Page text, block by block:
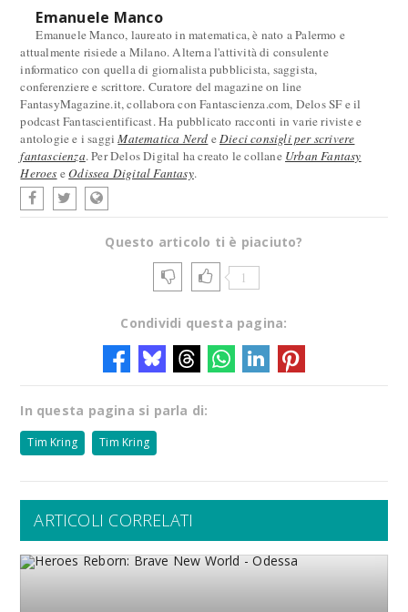
Emanuele Manco
Emanuele Manco, laureato in matematica, è nato a Palermo e
attualmente risiede a Milano. Alterna l'attività di consulente
informatico con quella di giornalista pubblicista, saggista,
conferenziere e scrittore. Curatore del magazine on line
FantasyMagazine.it, collabora con Fantascienza.com, Delos SF e il
podcast Fantascientificast. Ha pubblicato racconti in varie riviste e
antologie e i saggi Matematica Nerd e Dieci consigli per scrivere
fantascienza. Per Delos Digital ha creato le collane Urban Fantasy
Heroes eOdissea Digital Fantasy.
Questo articolo ti è piaciuto?
1
Condividi questa pagina:
In questa pagina si parla di:
Tim Kring Tim Kring
ARTICOLI CORRELATI